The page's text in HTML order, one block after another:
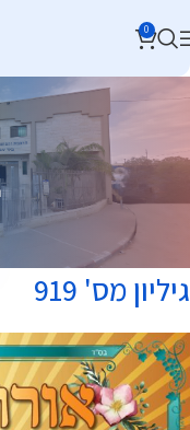
0
גיליון מס' 919